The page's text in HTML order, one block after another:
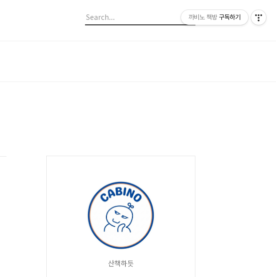
산책하듯
까비노 책방 구독하기